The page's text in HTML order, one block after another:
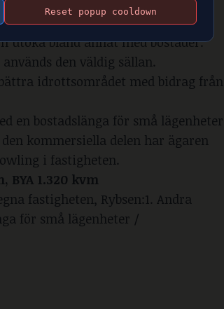
kvm.
utöka bland annat med bostäder.
den väldig sällan.
idrottsområdet med bidrag från
en bostadslänga för små lägenheter
kommersiella delen har ägaren
i fastigheten.
1.320 kvm
fastigheten, Rybsen:1. Andra
för små lägenheter /
Reset popup cooldown